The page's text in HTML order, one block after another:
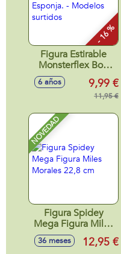
- 16 %
Figura Estirable
Monsterflex Bob
Esponja. - Modelos
surtidos
6 años 9,99 €
11,95 €
NOVEDAD
Figura Spidey
Mega Figura Miles
Morales 22,8 cm
36 meses 12,95 €